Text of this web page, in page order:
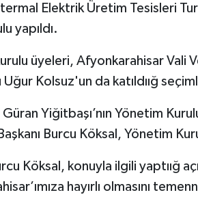
Elektrik Üretim Tesisleri
yapıldı.
üyeleri, Afyonkarahisar Vali
Uğur Kolsuz'un da katıldıığ
Yiğitbaşı’nın Yönetim
Burcu Köksal, Yönetim
Köksal, konuyla ilgili yaptıığ
hayırlı olmasını